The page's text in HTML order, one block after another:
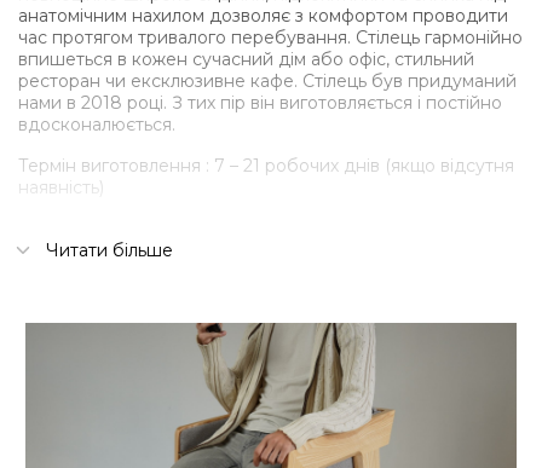
анатомічним нахилом дозволяє з комфортом проводити
час протягом тривалого перебування. Стілець гармонійно
впишеться в кожен сучасний дім або офіс, стильний
ресторан чи ексклюзивне кафе. Стілець був придуманий
нами в 2018 році. З тих пір він виготовляється і постійно
вдосконалюється.
Термін виготовлення : 7 – 21 робочих днів (якщо відсутня
наявність)
М’яка частина на замках, що дозволяє її розібрати і
Кілька варіантів тонування деревини
Фінішний захист деревини – витривале натуральне
Читати більше